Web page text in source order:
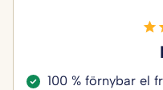
100 % förnybar el